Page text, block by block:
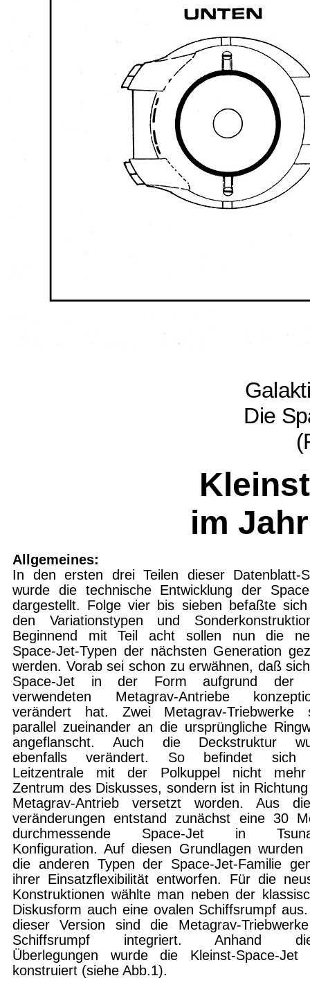
Die
im
Allgemeines:
In den ersten drei Teilen dieser Datenblatt-
wurde die technische Entwicklung der
dargestellt. Folge vier bis sieben befaßte
den Variationstypen und
Beginnend mit Teil acht sollen nun die
Space-Jet-Typen der nächsten Generation
werden. Vorab sei schon zu erwähnen, daß
Space-Jet in der Form aufgrund der
verwendeten Metagrav-Antriebe
verändert hat. Zwei Metagrav-Triebwerke
parallel zueinander an die ursprüngliche
angeflanscht. Auch die Deckstruktur
ebenfalls verändert. So befindet sich
Leitzentrale mit der Polkuppel nicht
Zentrum des Diskusses, sondern ist in
Metagrav-Antrieb versetzt worden. Aus
veränderungen entstand zunächst eine 30
durchmessende Space-Jet in
Konfiguration. Auf diesen Grundlagen wurden
die anderen Typen der Space-Jet-Familie
ihrer Einsatzflexibilität entworfen. Für die
Konstruktionen wählte man neben der
Diskusform auch eine ovalen Schiffsrumpf
dieser Version sind die Metagrav-
Schiffsrumpf integriert. Anhand
Überlegungen wurde die Kleinst-Space-Jet
konstruiert (siehe Abb.1).